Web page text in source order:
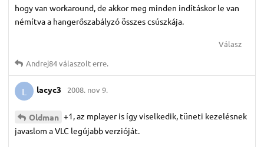
hogy van workaround, de akkor meg minden indításkor le van
némítva a hangerőszabályzó összes csúszkája.
Válasz
Andrej84válaszolt erre.
L lacyc3 2008. nov 9.
Oldman +1, az mplayer is így viselkedik, tüneti kezelésnek
javaslom a VLC legújabb verzióját.